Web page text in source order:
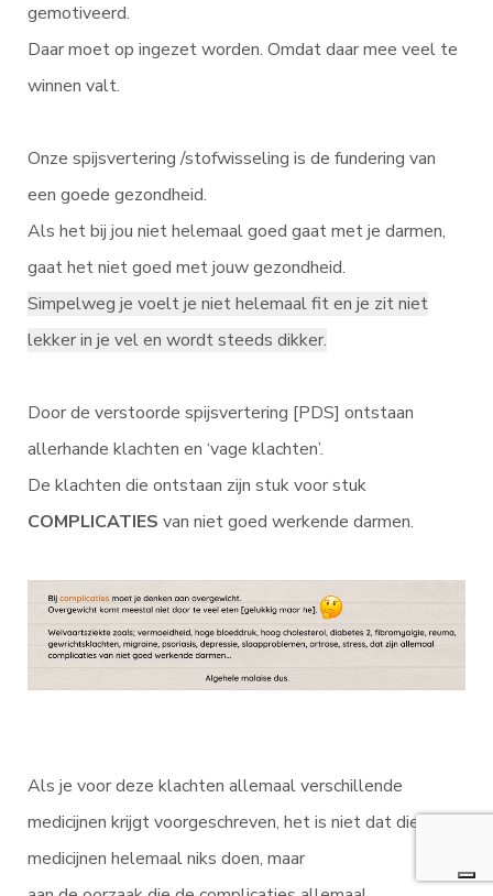
gemotiveerd.
Daar moet op ingezet worden. Omdat daar mee veel te
winnen valt.
Onze spijsvertering /stofwisseling is de fundering van
een goede gezondheid.
Als het bij jou niet helemaal goed gaat met je darmen,
gaat het niet goed met jouw gezondheid.
Simpelweg je voelt je niet helemaal fit en je zit niet
lekker in je vel en wordt steeds dikker.
Door de verstoorde spijsvertering [PDS] ontstaan
allerhande klachten en ‘vage klachten’.
De klachten die ontstaan zijn stuk voor stuk
COMPLICATIES van niet goed werkende darmen.
Als je voor deze klachten allemaal verschillende
medicijnen krijgt voorgeschreven, het is niet dat die
medicijnen helemaal niks doen, maar